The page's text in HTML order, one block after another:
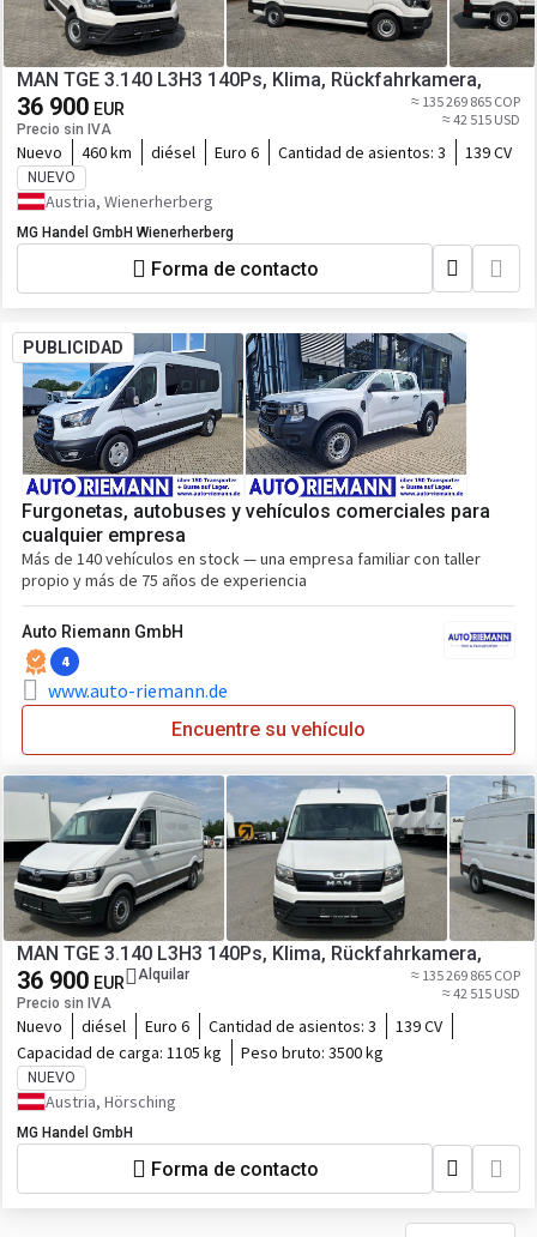
MAN TGE 3.140 L3H3 140Ps, Klima, Rückfahrkamera,
36 900 EUR
Precio sin IVA
≈ 135 269 865 COP
≈ 42 515 USD
Nuevo 460 km diésel Euro 6 Cantidad de asientos: 3 139 CV
NUEVO
Austria, Wienerherberg
MG Handel GmbH Wienerherberg
Forma de contacto
PUBLICIDAD
Furgonetas, autobuses y vehículos comerciales para
cualquier empresa
Más de 140 vehículos en stock — una empresa familiar con taller
propio y más de 75 años de experiencia
Auto Riemann GmbH
4
www.auto-riemann.de
Encuentre su vehículo
MAN TGE 3.140 L3H3 140Ps, Klima, Rückfahrkamera,
36 900 EUR
Precio sin IVA
Alquilar
≈ 135 269 865 COP
≈ 42 515 USD
Nuevo diésel Euro 6 Cantidad de asientos: 3
139 CV
Capacidad de carga: 1105 kg Peso bruto: 3500 kg
NUEVO
Austria, Hörsching
MG Handel GmbH
Forma de contacto